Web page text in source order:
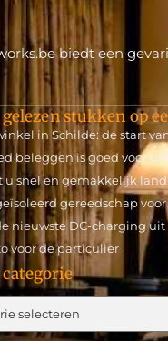
biedt een
gelezen stukken op
in Schilde: de start
beleggen is goed voor
u snel en gemakkelijk
gereedschap
nieuwste DC-charging
voor de particulier